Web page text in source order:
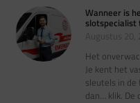
Wanneer is
slotspecialist
Augustus 20,
Het
Je kent het
sleutels in de
dan… klik. De